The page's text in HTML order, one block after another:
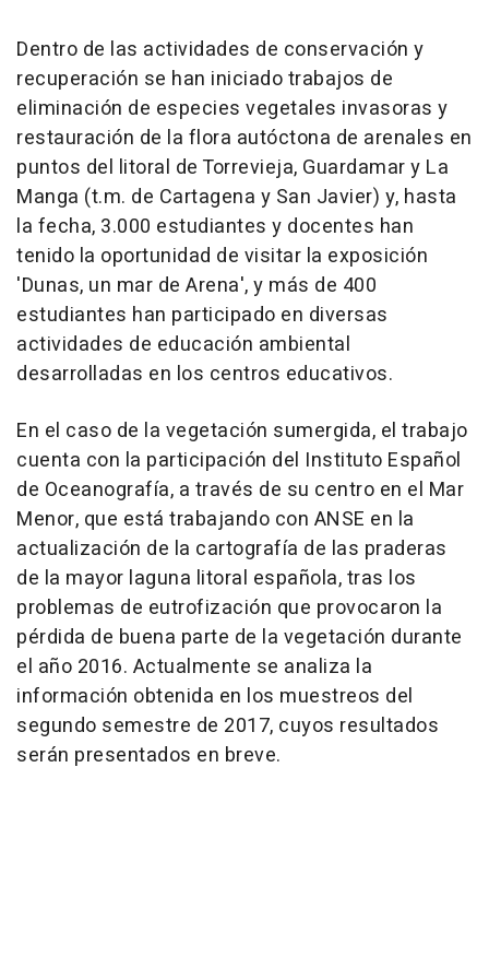
Dentro de las actividades de conservación y
recuperación se han iniciado trabajos de
eliminación de especies vegetales invasoras y
restauración de la flora autóctona de arenales en
puntos del litoral de Torrevieja, Guardamar y La
Manga (t.m. de Cartagena y San Javier) y, hasta
la fecha, 3.000 estudiantes y docentes han
tenido la oportunidad de visitar la exposición
'Dunas, un mar de Arena', y más de 400
estudiantes han participado en diversas
actividades de educación ambiental
desarrolladas en los centros educativos.
En el caso de la vegetación sumergida, el trabajo
cuenta con la participación del Instituto Español
de Oceanografía, a través de su centro en el Mar
Menor, que está trabajando con ANSE en la
actualización de la cartografía de las praderas
de la mayor laguna litoral española, tras los
problemas de eutrofización que provocaron la
pérdida de buena parte de la vegetación durante
el año 2016. Actualmente se analiza la
información obtenida en los muestreos del
segundo semestre de 2017, cuyos resultados
serán presentados en breve.